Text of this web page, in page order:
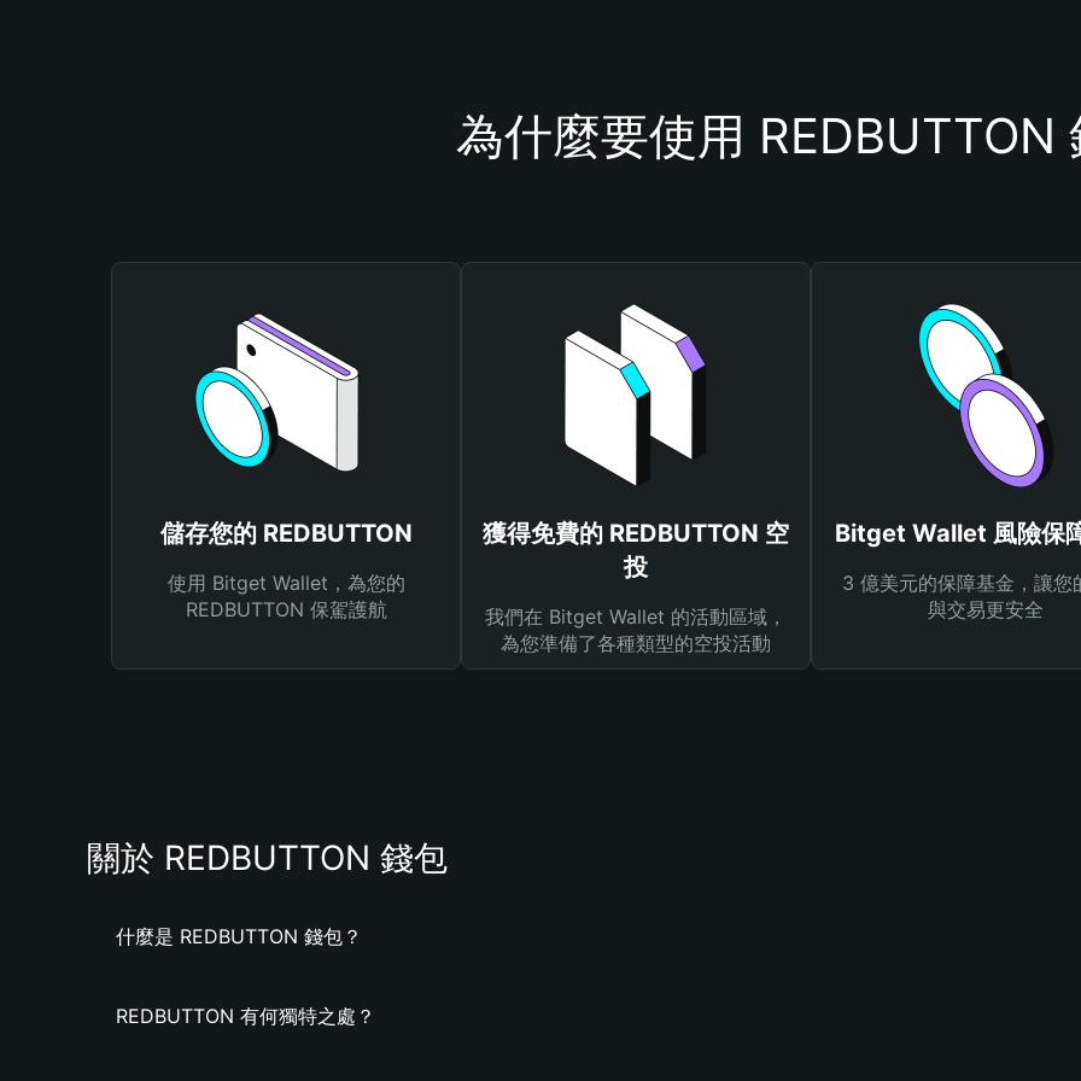
為什麼要使用 REDBUTTON
儲存您的 REDBUTTON
使用 Bitget Wallet，為您的
REDBUTTON 保駕護航
獲得免費的 REDBUTTON 空
投
我們在 Bitget Wallet 的活動區域，
為您準備了各種類型的空投活動
Bitget Wallet 風險保
3 億美元的保障基金，讓您
與交易更安全
關於 REDBUTTON 錢包
什麼是 REDBUTTON 錢包？
REDBUTTON 有何獨特之處？